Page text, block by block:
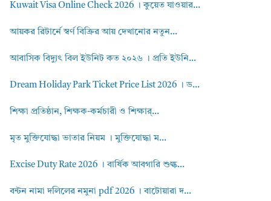
Kuwait Visa Online Check 2026 । কুয়েত যাওয়ার...
আয়কর রিটার্নে স্বর্ণ বিক্রির আয় দেখানোর নতুন...
আবাসিক বিদ্যুৎ বিল ইউনিট কত ২০২৬ । প্রতি ইউনি...
Dream Holiday Park Ticket Price List 2026 । ড...
শিক্ষা প্রতিষ্ঠান, শিক্ষক-কর্মচারী ও শিক্ষার্...
মৃত মুক্তিযোদ্ধা ভাতার নিয়ম । মুক্তিযোদ্ধা ম...
Excise Duty Rate 2026 । বার্ষিক আবগারি শুল্ক...
বন্টন নামা দলিলের নমুনা pdf 2026 । বাটোয়ারা দ...